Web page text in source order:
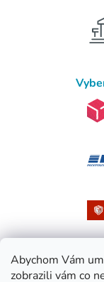
Abychom Vám
zobrazili vám co